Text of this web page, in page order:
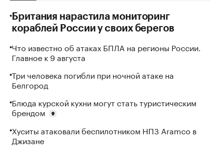
Британия нарастила мониторинг
кораблей России у своих берегов
Что известно об атаках БПЛА на регионы России.
Главное к 9 августа
Три человека погибли при ночной атаке на
Белгород
Блюда курской кухни могут стать туристическим
брендом
Хуситы атаковали беспилотником НПЗ Aramco в
Джизане